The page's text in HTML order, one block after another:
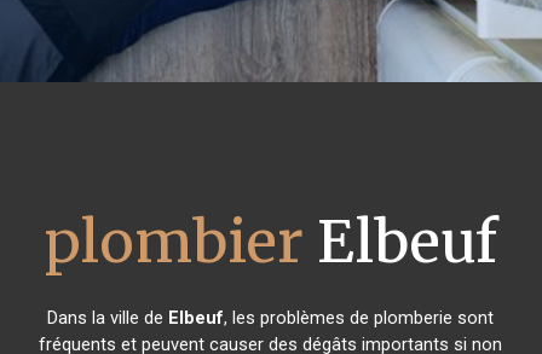
plombier Elbeuf
Dans la ville de Elbeuf, les problèmes de plomberie sont
fréquents et peuvent causer des dégâts importants si non